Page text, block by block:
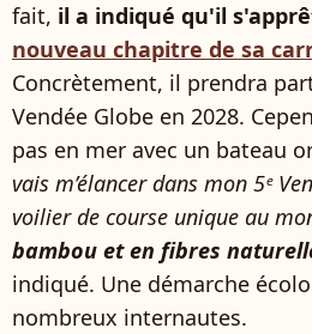
fait, il a indiqué qu'il
nouveau chapitre de sa
Concrètement, il prendra
Vendée Globe en 2028.
pas en mer avec un bateau
vais m’élancer dans mon 5ᵉ
voilier de course unique au
bambou et en fibres
indiqué. Une démarche
nombreux internautes.